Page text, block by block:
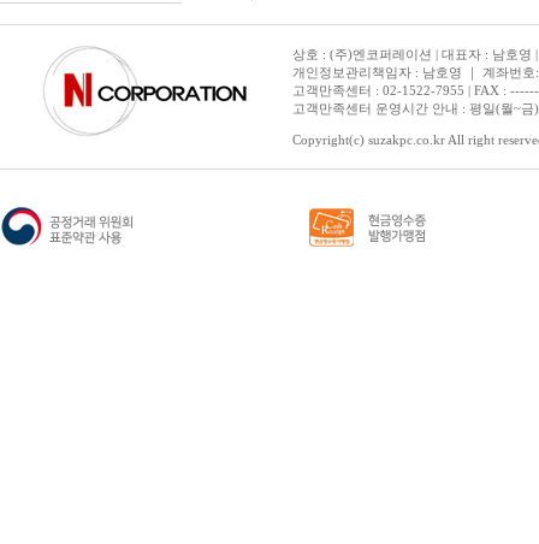
상호 : (주)엔코퍼레이션 | 대표자 : 남호영
개인정보관리책임자 : 남호영 ｜ 계좌번
고객만족센터 : 02-1522-7955 | FAX :
고객만족센터 운영시간 안내 : 평일(월~
Copyright(c) suzakpc.co.kr All right